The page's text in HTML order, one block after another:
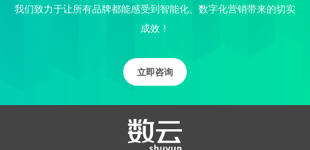
我们致力于让所有品牌都能感受到智能化、数字化营销带来的切实
成效！
立即咨询